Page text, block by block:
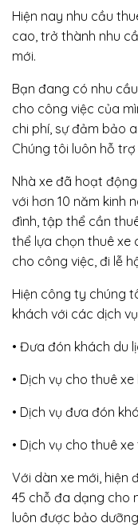
Hiện nay nhu cầu
cao, trở thành nhu
mới.
Bạn đang có nhu
cho công việc của
chi phí, sự đảm bảo
Chúng tôi luôn hỗ
Nhà xe đã hoạt
với hơn 10 năm kinh
đình, tập thể cần
thể lựa chọn thuê xe
cho công việc, đi lễ
Hiện công ty chúng
khách với các dịch
• Đưa đón khách du
• Dịch vụ cho thuê
• Dịch vụ đưa đón
• Dịch vụ cho thuê xe
Với dàn xe mới, hiện
45 chỗ đa dạng cho
luôn được bảo